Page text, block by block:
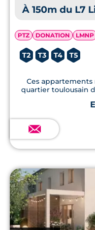
À 150m du L7
PTZ DONATION LMNP
T2 T3 T4 T5
Ces appartements
quartier toulousain
prestations